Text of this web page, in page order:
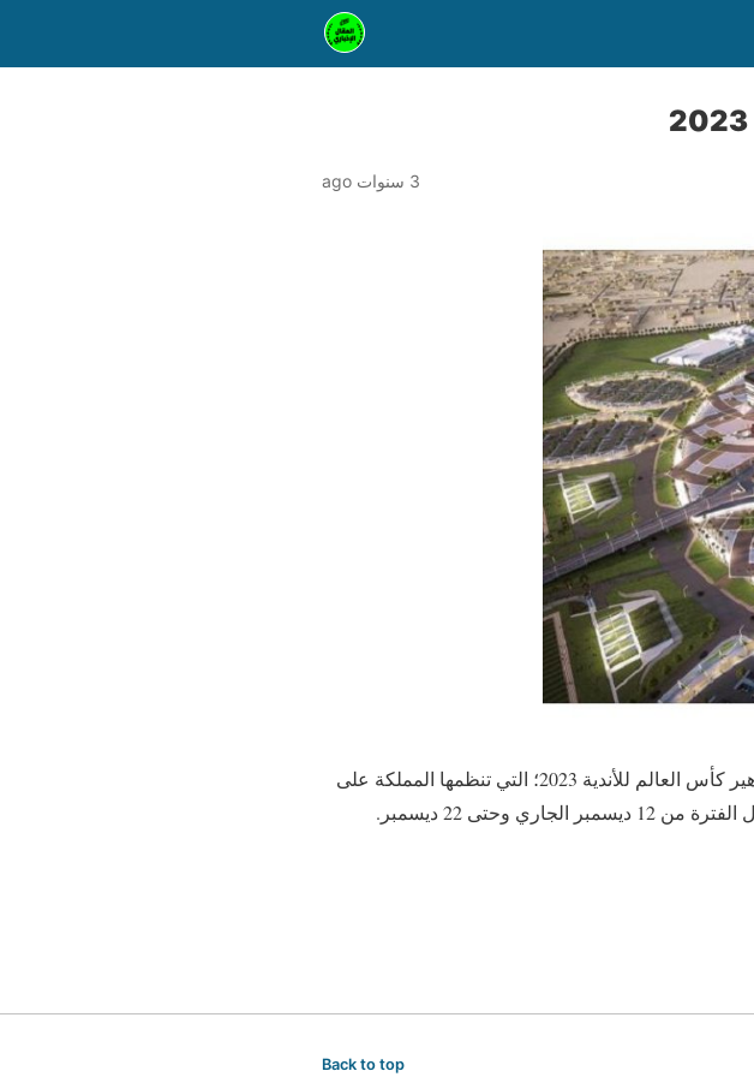
3 سنوات ago
جدة في 3 ديسمبر /أ ش أ/ تستعد محافظة جدة السعودية لاستقبال جماهير كأس العالم للأندية 2023؛ التي تنظمها المملكة على
ملعبي مدينة الملك عبدالله الرياضية ومدينة الأمير عبدالله الفيصل، خلال الفترة من 12 ديسمبر الجاري وحتى 22 ديسمبر.
Back to top